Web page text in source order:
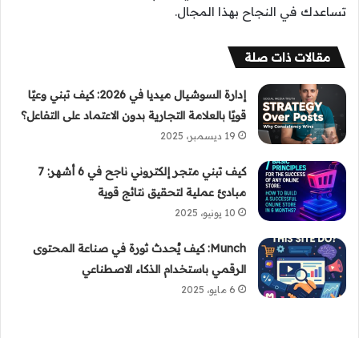
تساعدك في النجاح بهذا المجال.
مقالات ذات صلة
إدارة السوشيال ميديا في 2026: كيف تبني وعيًا
قويًا بالعلامة التجارية بدون الاعتماد على التفاعل؟
19 ديسمبر، 2025
كيف تبني متجر إلكتروني ناجح في 6 أشهر: 7
مبادئ عملية لتحقيق نتائج قوية
10 يونيو، 2025
Munch: كيف يُحدث ثورة في صناعة المحتوى
الرقمي باستخدام الذكاء الاصطناعي
6 مايو، 2025